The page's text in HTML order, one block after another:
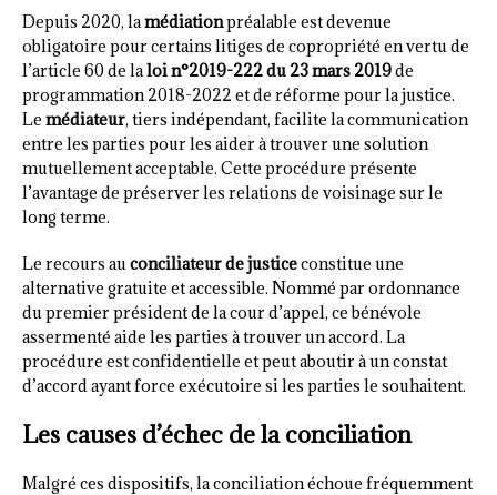
Depuis 2020, lamédiationpréalable est devenue
obligatoire pour certains litiges de copropriété en vertu de
l’article 60 de laloi n°2019-222 du 23 mars 2019de
programmation 2018-2022 et de réforme pour la justice.
Le médiateur, tiers indépendant, facilite la communication
entre les parties pour les aider à trouver une solution
mutuellement acceptable. Cette procédure présente
l’avantage de préserver les relations de voisinage sur le
long terme.
Le recours auconciliateur de justiceconstitue une
alternative gratuite et accessible. Nommé par ordonnance
du premier président de la cour d’appel, ce bénévole
assermenté aide les parties à trouver un accord. La
procédure est confidentielle et peut aboutir à un constat
d’accord ayant force exécutoire si les parties le souhaitent.
Les causes d’échec de la conciliation
Malgré ces dispositifs, la conciliation échoue fréquemment